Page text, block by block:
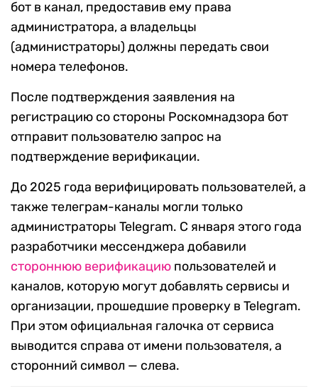
бот в канал, предоставив ему права
администратора, а владельцы
(администраторы) должны передать свои
номера телефонов.
После подтверждения заявления на
регистрацию со стороны Роскомнадзора бот
отправит пользователю запрос на
подтверждение верификации.
До 2025 года верифицировать пользователей, а
также телеграм-каналы могли только
администраторы Telegram. С января этого года
разработчики мессенджера добавили
стороннюю верификацию пользователей и
каналов, которую могут добавлять сервисы и
организации, прошедшие проверку в Telegram.
При этом официальная галочка от сервиса
выводится справа от имени пользователя, а
сторонний символ — слева.